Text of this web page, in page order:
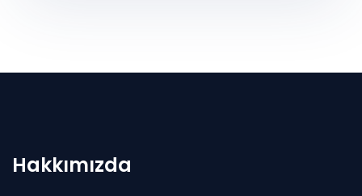
Hakkımızda